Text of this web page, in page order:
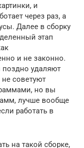
и
через раз, а
Далее в сборку
этап
и не законно.
удаляют
советуют
но вы
лучше вообще
работать в
на такой сборке,